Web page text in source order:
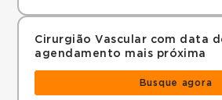
Cirurgião Vascular com data
agendamento mais próxima
Busque agora